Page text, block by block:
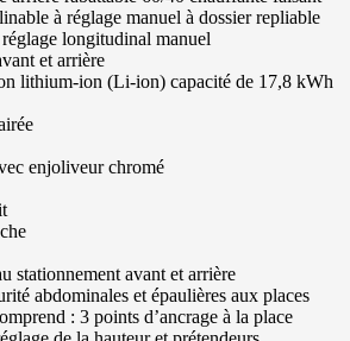
à réglage manuel à dossier repliable
longitudinal manuel
et arrière
lithium-ion (Li-ion) capacité de 17,8 kWh
enjoliveur chromé
stationnement avant et arrière
abdominales et épaulières aux places
: 3 points d’ancrage à la place